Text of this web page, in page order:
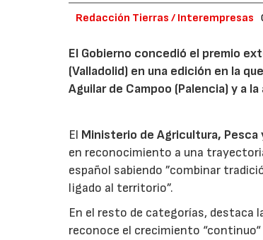
Redacción Tierras / Interempresas
El Gobierno concedió el premio
(Valladolid) en una edición en la
Aguilar de Campoo (Palencia) y a
El Ministerio de Agricultura, Pesca
en reconocimiento a una
español sabiendo ”combinar
ligado al territorio”.
En el resto de categorías, destaca
reconoce el crecimiento